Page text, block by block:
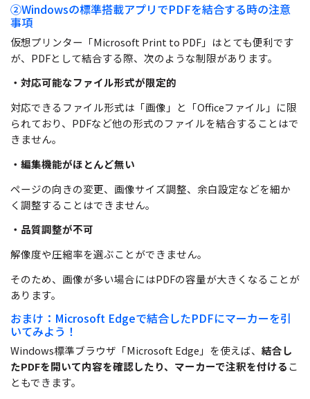
②Windowsの標準搭載アプリでPDFを結合する時の注意
事項
仮想プリンター「Microsoft Print to PDF」はとても便利です
が、PDFとして結合する際、次のような制限があります。
・対応可能なファイル形式が限定的
対応できるファイル形式は「画像」と「Officeファイル」に限
られており、PDFなど他の形式のファイルを結合することはで
きません。
・編集機能がほとんど無い
ページの向きの変更、画像サイズ調整、余白設定などを細か
く調整することはできません。
・品質調整が不可
解像度や圧縮率を選ぶことができません。
そのため、画像が多い場合にはPDFの容量が大きくなることが
あります。
おまけ：Microsoft Edgeで結合したPDFにマーカーを引
いてみよう！
Windows標準ブラウザ「Microsoft Edge」を使えば、 結合し
たPDFを開いて内容を確認したり、マーカーで注釈を付けるこ
ともできます。